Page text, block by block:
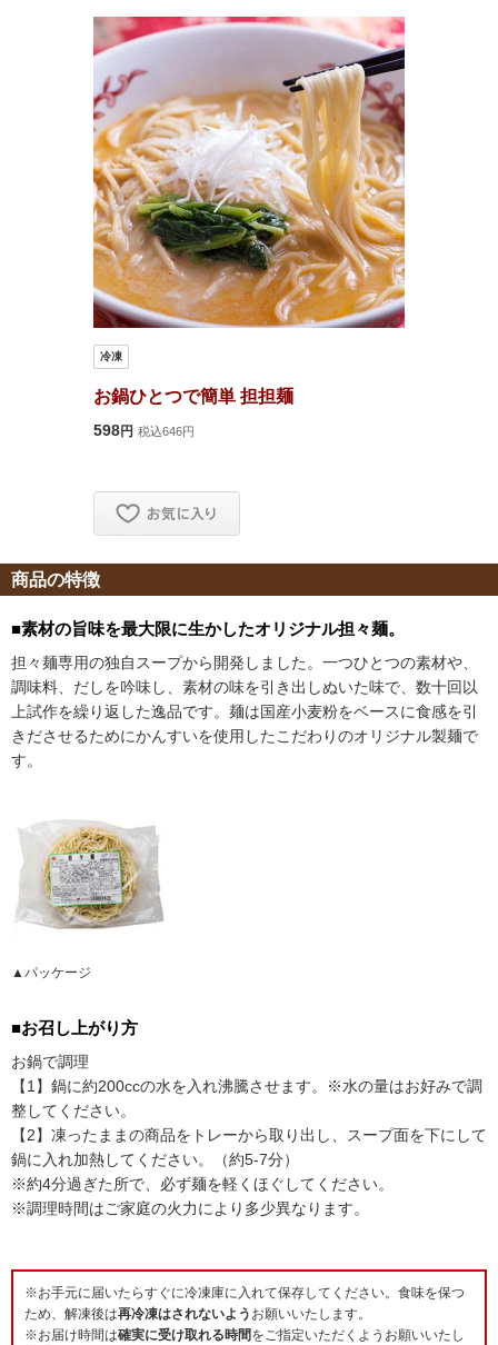
商品の特徴
■素材の旨味を最大限に生かしたオリジナル担々麺。
担々麺専用の独自スープから開発しました。一つひとつの素材や、
調味料、だしを吟味し、素材の味を引き出しぬいた味で、数十回以
上試作を繰り返した逸品です。麺は国産小麦粉をベースに食感を引
きださせるためにかんすいを使用したこだわりのオリジナル製麺で
す。
▲パッケージ
■お召し上がり方
お鍋で調理
【1】鍋に約200ccの水を入れ沸騰させます。※水の量はお好みで調
整してください。
【2】凍ったままの商品をトレーから取り出し、スープ面を下にして
鍋に入れ加熱してください。（約5-7分）
※約4分過ぎた所で、必ず麺を軽くほぐしてください。
※調理時間はご家庭の火力により多少異なります。
※お手元に届いたらすぐに冷凍庫に入れて保存してください。食味を保つ
ため、解凍後は再冷凍はされないよう お願いいたします。
※お届け時間は確実に受け取れる時間をご指定いただくようお願いいたし